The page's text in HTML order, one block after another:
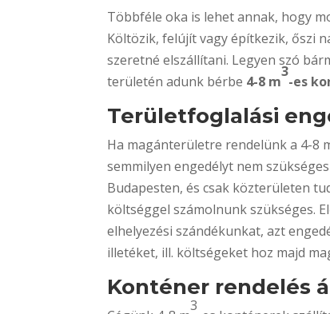
Többféle oka is lehet annak, hogy
Költözik, felújít vagy építkezik, őszi
szeretné elszállítani. Legyen szó
területén adunk bérbe 4-8 m
3
-es
Területfoglalási
Ha magánterületre rendelünk a 4-8
semmilyen engedélyt nem
Budapesten, és csak közterületen
költséggel számolnunk szükséges.
elhelyezési szándékunkat, azt
illetéket, ill. költségeket hoz majd
Konténer rendelés
3